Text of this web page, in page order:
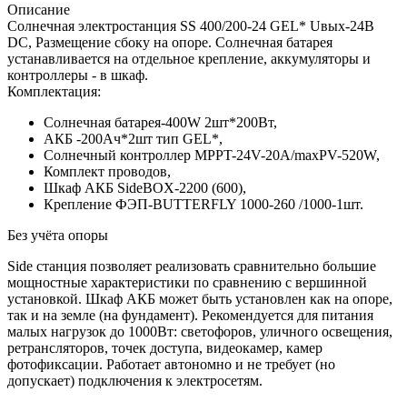
Описание
Солнечная электростанция SS 400/200-24 GEL* Uвых-24В
DC, Размещение сбоку на опоре. Солнечная батарея
устанавливается на отдельное крепление, аккумуляторы и
контроллеры - в шкаф.
Комплектация:
Солнечная батарея-400W 2шт*200Вт,
АКБ -200Aч*2шт тип GEL*,
Солнечный контроллер MPPT-24V-20A/maxPV-520W,
Комплект проводов,
Шкаф АКБ SideBOX-2200 (600),
Крепление ФЭП-BUTTERFLY 1000-260 /1000-1шт.
Без учёта опоры
Side станция позволяет реализовать сравнительно большие
мощностные характеристики по сравнению с вершинной
установкой. Шкаф АКБ может быть установлен как на опоре,
так и на земле (на фундамент). Рекомендуется для питания
малых нагрузок до 1000Вт: светофоров, уличного освещения,
ретрансляторов, точек доступа, видеокамер, камер
фотофиксации. Работает автономно и не требует (но
допускает) подключения к электросетям.